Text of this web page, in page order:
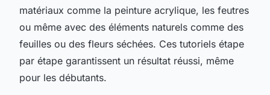
matériaux comme la peinture acrylique, les feutres
ou même avec des éléments naturels comme des
feuilles ou des fleurs séchées. Ces tutoriels étape
par étape garantissent un résultat réussi, même
pour les débutants.